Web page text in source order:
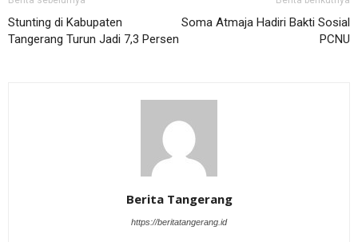
Stunting di Kabupaten
Tangerang Turun Jadi 7,3 Persen
Soma Atmaja Hadiri Bakti Sosial
PCNU
Berita Tangerang
https://beritatangerang.id